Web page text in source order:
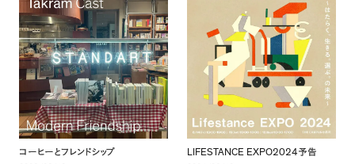
コーヒーとフレンドシップ
LIFESTANCE EXPO2024予告